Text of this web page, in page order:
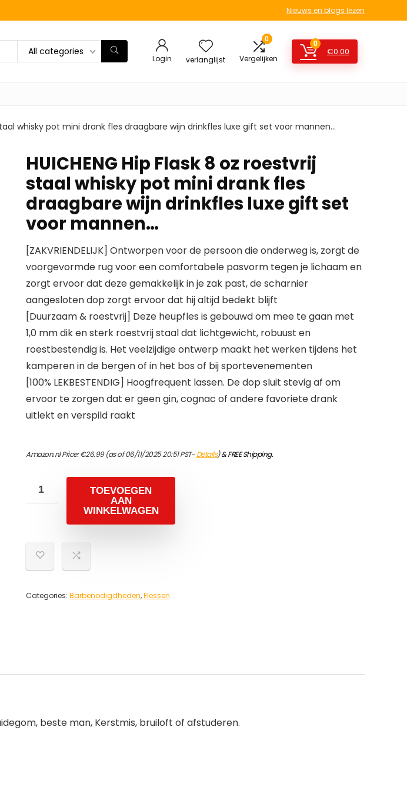
Nieuws en blogs lezen
All categories
Login verlanglijst
0
Vergelijken
0
€0.00
staal whisky pot mini drank fles draagbare wijn drinkfles luxe gift set voor mannen…
HUICHENG Hip Flask 8 oz roestvrij
staal whisky pot mini drank fles
draagbare wijn drinkfles luxe gift set
voor mannen…
[ZAKVRIENDELIJK] Ontworpen voor de persoon die onderweg is, zorgt de
voorgevormde rug voor een comfortabele pasvorm tegen je lichaam en
zorgt ervoor dat deze gemakkelijk in je zak past, de scharnier
aangesloten dop zorgt ervoor dat hij altijd bedekt blijft
[Duurzaam & roestvrij] Deze heupfles is gebouwd om mee te gaan met
1,0 mm dik en sterk roestvrij staal dat lichtgewicht, robuust en
roestbestendig is. Het veelzijdige ontwerp maakt het werken tijdens het
kamperen in de bergen of in het bos of bij sportevenementen
[100% LEKBESTENDIG] Hoogfrequent lassen. De dop sluit stevig af om
ervoor te zorgen dat er geen gin, cognac of andere favoriete drank
uitlekt en verspild raakt
Amazon.nl Price:€26.99(as of 06/11/2025 20:51 PST-Details)&FREE Shipping.
TOEVOEGEN
AAN
WINKELWAGEN
Categories: Barbenodigdheden,Flessen
beste man, Kerstmis, bruiloft of afstuderen.